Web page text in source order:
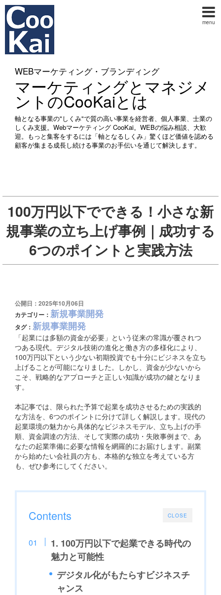
menu
WEBマーケティング・ブランディング
マーケティングとマネジメ
ントのCooKaiとは
軸となる事業の"しくみ"で質の高い事業を経営者、個人事業、士業の
しくみ支援。Webマーケティング CooKai。WEBの悩み相談、大歓
迎。もっと集客をするには「軸となるしくみ」驚くほど価値を認める
顧客が集まる成長し続ける事業のお手伝いを通じて解決します。
100万円以下でできる！小さな新
規事業の立ち上げ事例｜成功する
6つのポイントと実践方法
公開日：2025年10月06日
カテゴリー： 新規事業開発
タグ： 新規事業開発
「起業には多額の資金が必要」という従来の常識が覆されつ
つある現代。デジタル技術の進化と働き方の多様化により、
100万円以下という少ない初期投資でも十分にビジネスを立ち
上げることが可能になりました。しかし、資金が少ないから
こそ、戦略的なアプローチと正しい知識が成功の鍵となりま
す。
本記事では、限られた予算で起業を成功させるための実践的
な方法を、6つのポイントに分けて詳しく解説します。現代の
起業環境の魅力から具体的なビジネスモデル、立ち上げの手
順、資金調達の方法、そして実際の成功・失敗事例まで、あ
なたの起業準備に必要な情報を網羅的にお届けします。副業
から始めたい会社員の方も、本格的な独立を考えている方
も、ぜひ参考にしてください。
CLOSE
Contents
1. 100万円以下で起業できる時代の
魅力と可能性
デジタル化がもたらすビジネスチ
ャンス